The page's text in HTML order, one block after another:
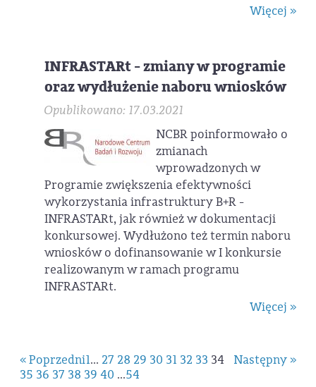
Więcej »
INFRASTARt - zmiany w programie
oraz wydłużenie naboru wniosków
Opublikowano: 17.03.2021
NCBR poinformowało o
zmianach
wprowadzonych w
Programie zwiększenia efektywności
wykorzystania infrastruktury B+R -
INFRASTARt, jak również w dokumentacji
konkursowej. Wydłużono też termin naboru
wniosków o dofinansowanie w I konkursie
realizowanym w ramach programu
INFRASTARt.
Więcej »
« Poprzedni Następny »
1... 27 28 29 30 31 32 33 34
35 36 37 38 39 40 ...54